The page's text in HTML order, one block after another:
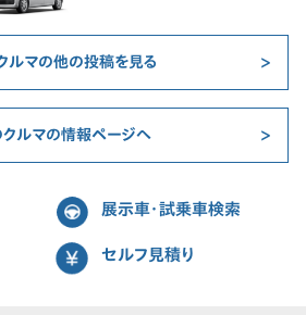
ルマの他の投稿を見る
クルマの情報ページへ
展示車・試乗車検索
セルフ見積り